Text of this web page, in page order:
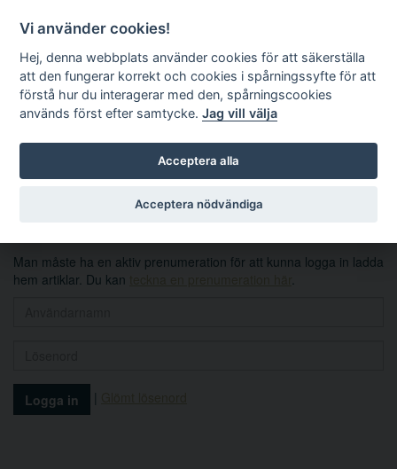
Sök
Logga in
Man måste ha en aktiv prenumeration för att kunna logga in ladda
hem artiklar. Du kan
|
Vi använder cookies!
Hej, denna webbplats använder cookies för att säkerställa
att den fungerar korrekt och cookies i spårningssyfte för att
förstå hur du interagerar med den, spårningscookies
används först efter samtycke.Jag vill välja
Acceptera alla
Acceptera nödvändiga